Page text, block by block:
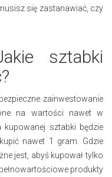
się zastanawiać, czy
sztabki
zainwestowanie
na wartości nawet w
kupowanej sztabki będzie
nawet 1 gram. Gdzie
jest, abyś kupował tylko
produkty